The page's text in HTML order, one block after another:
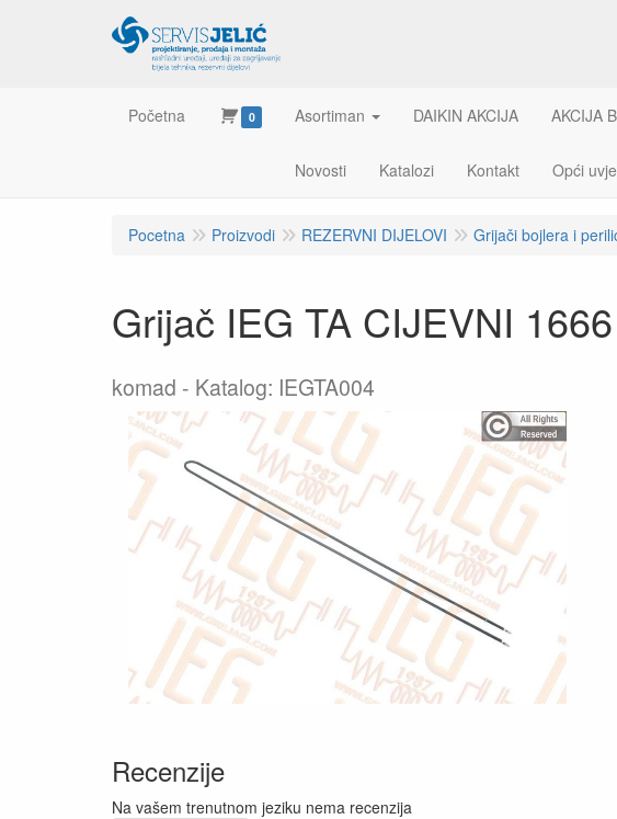
Početna 0 Asortiman DAIKIN AKCIJA AKCIJA
Novosti Katalozi Kontakt Opći
Pocetna Proizvodi REZERVNI DIJELOVI Grijači bojlera i
Grijač IEG TA CIJEVNI
komad Katalog: IEGTA004
Recenzije
Na vašem trenutnom jeziku nema recenzija